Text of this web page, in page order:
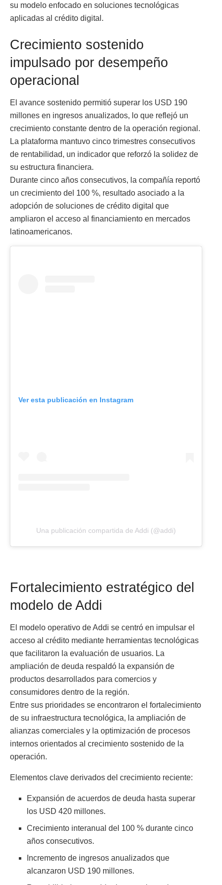
su modelo enfocado en soluciones tecnológicas
aplicadas al crédito digital.
Crecimiento sostenido
impulsado por desempeño
operacional
El avance sostenido permitió superar los USD 190
millones en ingresos anualizados, lo que reflejó un
crecimiento constante dentro de la operación regional.
La plataforma mantuvo cinco trimestres consecutivos
de rentabilidad, un indicador que reforzó la solidez de
su estructura financiera.
Durante cinco años consecutivos, la compañía reportó
un crecimiento del 100 %, resultado asociado a la
adopción de soluciones de crédito digital que
ampliaron el acceso al financiamiento en mercados
latinoamericanos.
Ver esta publicación en Instagram
Una publicación compartida de Addi (@addi)
Fortalecimiento estratégico del
modelo de Addi
El modelo operativo de Addi se centró en impulsar el
acceso al crédito mediante herramientas tecnológicas
que facilitaron la evaluación de usuarios. La
ampliación de deuda respaldó la expansión de
productos desarrollados para comercios y
consumidores dentro de la región.
Entre sus prioridades se encontraron el fortalecimiento
de su infraestructura tecnológica, la ampliación de
alianzas comerciales y la optimización de procesos
internos orientados al crecimiento sostenido de la
operación.
Elementos clave derivados del crecimiento reciente:
Expansión de acuerdos de deuda hasta superar
los USD 420 millones.
Crecimiento interanual del 100 % durante cinco
años consecutivos.
Incremento de ingresos anualizados que
alcanzaron USD 190 millones.